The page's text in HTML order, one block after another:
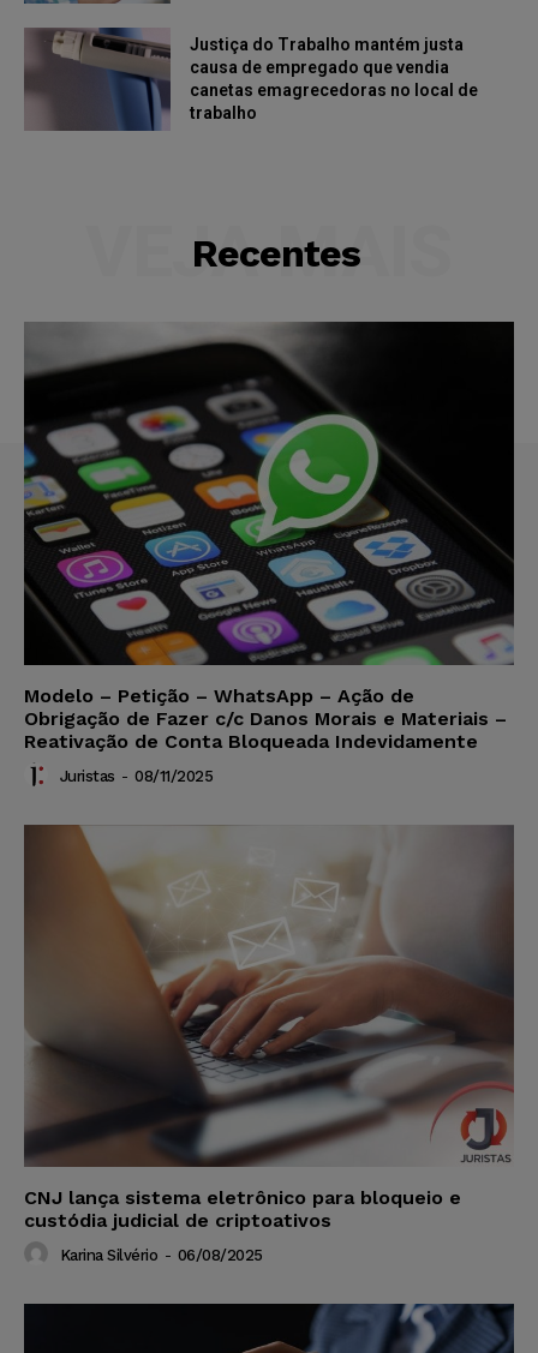
Justiça do Trabalho mantém justa
causa de empregado que vendia
canetas emagrecedoras no local de
trabalho
Recentes
VEJA MAIS
Modelo – Petição – WhatsApp – Ação de
Obrigação de Fazer c/c Danos Morais e Materiais –
Reativação de Conta Bloqueada Indevidamente
Juristas - 08/11/2025
CNJ lança sistema eletrônico para bloqueio e
custódia judicial de criptoativos
Karina Silvério - 06/08/2025